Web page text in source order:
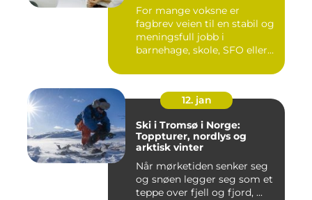
ungdomsarbeider
For mange voksne er
fagbrev veien til en stabil og
meningsfull jobb i
barnehage, skole, SFO eller
12. jan
Ski i Tromsø i Norge:
Toppturer, nordlys og
arktisk vinter
Når mørketiden senker seg
og snøen legger seg som et
teppe over fjell og fjord, ...